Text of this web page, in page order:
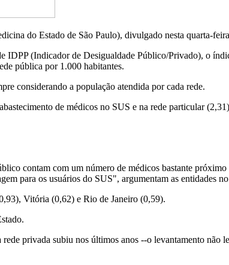
do Estado de São Paulo), divulgado nesta quarta-
IDPP (Indicador de Desigualdade Público/Privado), o
pública por 1.000 habitantes.
considerando a população atendida por cada rede.
de médicos no SUS e na rede particular
contam com um número de médicos bastante próximo
para os usuários do SUS", argumentam as entidades
Vitória (0,62) e Rio de Janeiro (0,59).
privada subiu nos últimos anos --o levantamento não